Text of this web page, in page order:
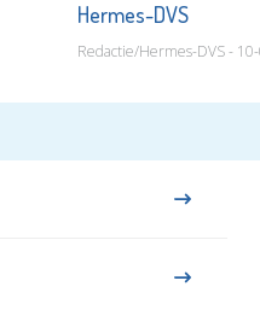
Hermes-DVS
Redactie/Hermes-DVS -